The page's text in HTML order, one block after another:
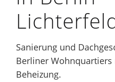
Sanierung und
Berliner
Beheizung.